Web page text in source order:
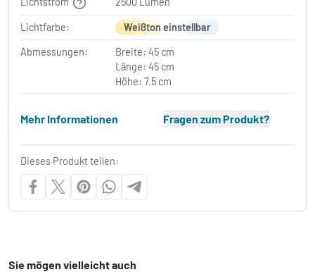
Lichtfarbe: Weißton einstellbar
Abmessungen:
Breite: 45 cm
Länge: 45 cm
Höhe: 7.5 cm
Mehr Informationen Fragen zum Produkt?
Dieses Produkt teilen:
Sie mögen vielleicht auch